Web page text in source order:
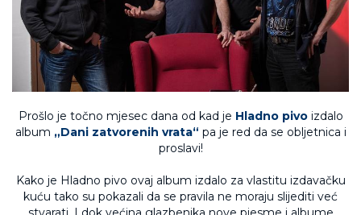
Prošlo je točno mjesec dana od kad je Hladno pivoizdalo
album „Dani zatvorenih vrata“ pa je red da se obljetnica i
proslavi!
Kako je Hladno pivo ovaj album izdalo za vlastitu izdavačku
kuću tako su pokazali da se pravila ne moraju slijediti već